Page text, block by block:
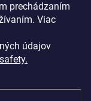
prechádzaním
Viac
údajov
osobných